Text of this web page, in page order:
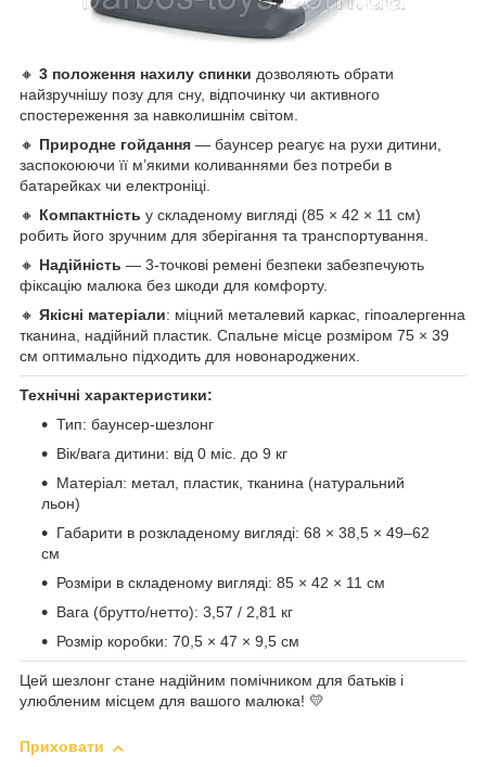
🔸 3 положення нахилу спинки дозволяють обрати
найзручнішу позу для сну, відпочинку чи активного
спостереження за навколишнім світом.
🔸 Природне гойдання — баунсер реагує на рухи дитини,
заспокоюючи її м’якими коливаннями без потреби в
батарейках чи електроніці.
🔸 Компактність у складеному вигляді (85 × 42 × 11 см)
робить його зручним для зберігання та транспортування.
🔸 Надійність — 3-точкові ремені безпеки забезпечують
фіксацію малюка без шкоди для комфорту.
🔸 Якісні матеріали: міцний металевий каркас, гіпоалергенна
тканина, надійний пластик. Спальне місце розміром 75 × 39
см оптимально підходить для новонароджених.
Технічні характеристики:
Тип: баунсер-шезлонг
Вік/вага дитини: від 0 міс. до 9 кг
Матеріал: метал, пластик, тканина (натуральний
льон)
Габарити в розкладеному вигляді: 68 × 38,5 × 49–62
см
Розміри в складеному вигляді: 85 × 42 × 11 см
Вага (брутто/нетто): 3,57 / 2,81 кг
Розмір коробки: 70,5 × 47 × 9,5 см
Цей шезлонг стане надійним помічником для батьків і
улюбленим місцем для вашого малюка! 💛
Приховати